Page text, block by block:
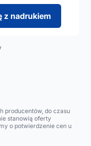
z nadrukiem
producentów, do czasu
stanowią oferty
o potwierdzenie cen u